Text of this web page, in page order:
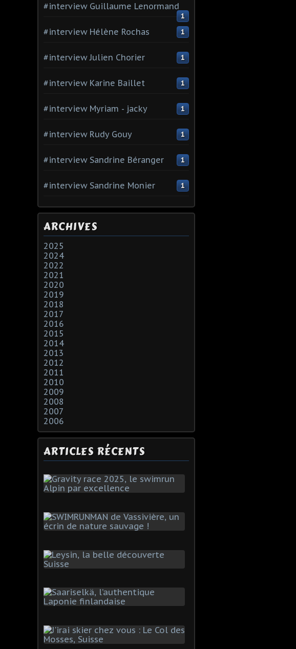
#interview Guillaume Lenormand
1
#interview Hélène Rochas 1
#interview Julien Chorier 1
#interview Karine Baillet 1
#interview Myriam - jacky 1
#interview Rudy Gouy 1
#interview Sandrine Béranger 1
#interview Sandrine Monier 1
ARCHIVES
2025
2024
2022
2021
2020
2019
2018
2017
2016
2015
2014
2013
2012
2011
2010
2009
2008
2007
2006
ARTICLES RÉCENTS